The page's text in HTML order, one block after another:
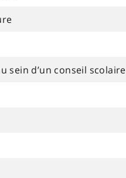
sein d’un conseil scolaire